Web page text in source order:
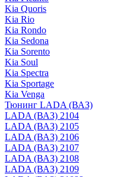
Kia Quoris
Kia Rio
Kia Rondo
Kia Sedona
Kia Sorento
Kia Soul
Kia Spectra
Kia Sportage
Kia Venga
Тюнинг LADA (ВАЗ)
LADA (ВАЗ) 2104
LADA (ВАЗ) 2105
LADA (ВАЗ) 2106
LADA (ВАЗ) 2107
LADA (ВАЗ) 2108
LADA (ВАЗ) 2109